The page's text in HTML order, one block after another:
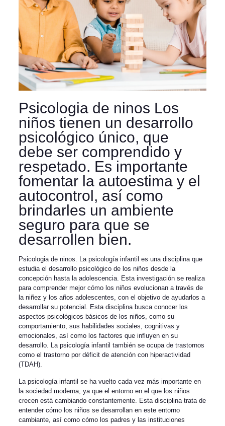
Psicologia de ninos Los
niños tienen un desarrollo
psicológico único, que
debe ser comprendido y
respetado. Es importante
fomentar la autoestima y el
autocontrol, así como
brindarles un ambiente
seguro para que se
desarrollen bien.
Psicologia de ninos. La psicología infantil es una disciplina que
estudia el desarrollo psicológico de los niños desde la
concepción hasta la adolescencia. Esta investigación se realiza
para comprender mejor cómo los niños evolucionan a través de
la niñez y los años adolescentes, con el objetivo de ayudarlos a
desarrollar su potencial. Esta disciplina busca conocer los
aspectos psicológicos básicos de los niños, como su
comportamiento, sus habilidades sociales, cognitivas y
emocionales, así como los factores que influyen en su
desarrollo. La psicología infantil también se ocupa de trastornos
como el trastorno por déficit de atención con hiperactividad
(TDAH).
La psicología infantil se ha vuelto cada vez más importante en
la sociedad moderna, ya que el entorno en el que los niños
crecen está cambiando constantemente. Esta disciplina trata de
entender cómo los niños se desarrollan en este entorno
cambiante, así como cómo los padres y las instituciones